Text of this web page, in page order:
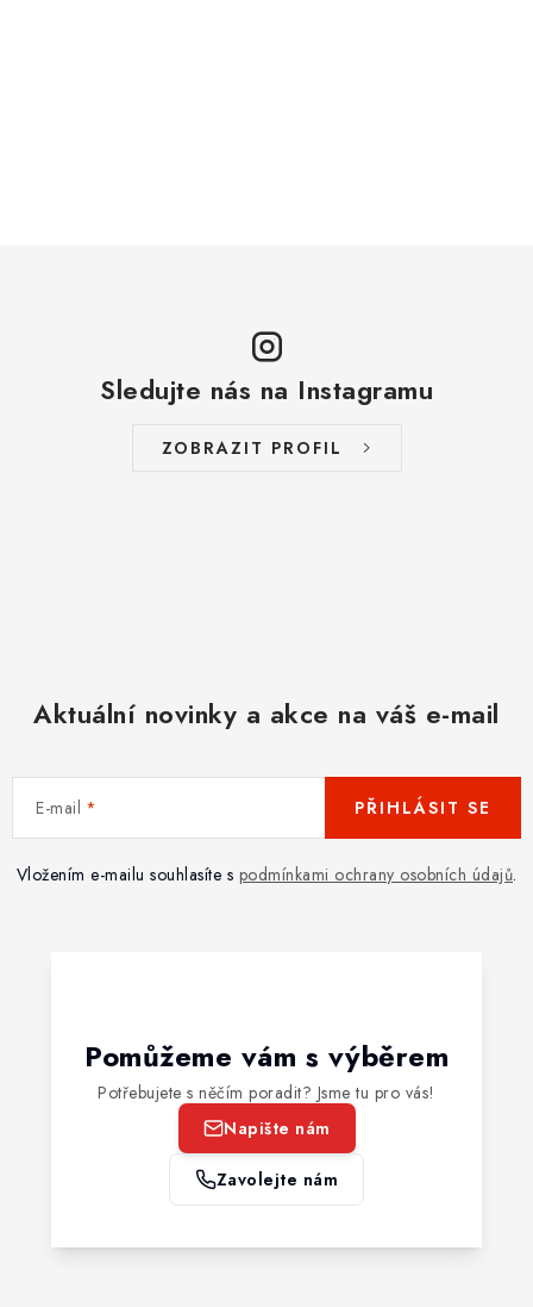
Sledujte nás na Instagramu
ZOBRAZIT PROFIL
Aktuální novinky a akce na váš e-mail
E-mail
Vložením e-mailu souhlasíte s podmínkami ochrany osobních údajů.
PŘIHLÁSIT SE
Pomůžeme vám s výběrem
Potřebujete s něčím poradit? Jsme tu pro vás!
Napište nám
Zavolejte nám